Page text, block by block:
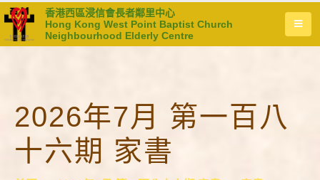
香港西區浸信會長者鄰里中心
Hong Kong West Point Baptist Church
Neighbourhood Elderly Centre
2026年7月 第一百八
十六期 家書